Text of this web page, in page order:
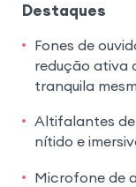
Destaques
Fones de
redução ativa
tranquila
Altifalantes de
nítido e
Microfone de